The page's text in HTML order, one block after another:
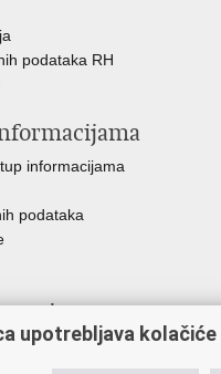
podataka RH
informacijama
podataka
poslova
upotrebljava kolačiće